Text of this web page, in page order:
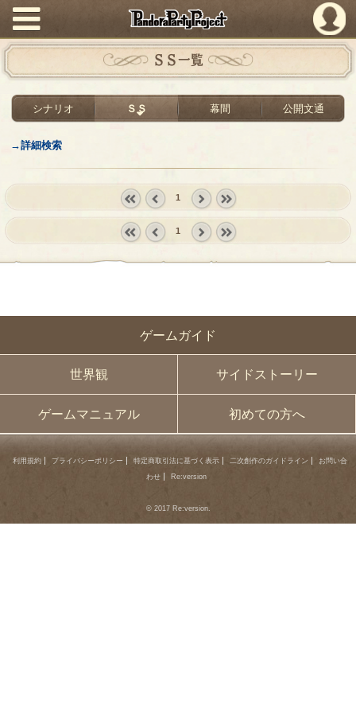
PandoraPartyProject
ゲームガイド
世界観 サイドストーリー
ゲームマニュアル 初めての方へ
ＳＳ一覧
シナリオ ＳＳ 幕間 公開文通
→詳細検索
prev
1
1
利用規約 プライバシーポリシー 特定商取引法に基づく表示 二次創作のガイドライン
お問い合
わせ
Re:version
© 2017 Re:version.